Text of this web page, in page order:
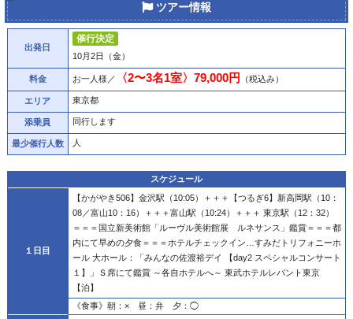
ツアー情報
出発日
催行決定
10月2日（金）
料金 お一人様／ 〈2〜3名1室〉79,000円 （税込み）
エリア 東京都
添乗員 同行します
最少催行人数 人
スケジュール
１日目
【かがやき506】金沢駅（10:05） ＋＋＋
【つるぎ6】新高岡駅（10：
08／富山10：16）
＋＋＋富山駅（10:24） ＋＋＋ 東京駅（12：32）
＝＝＝ 国立新美術館「ルーヴル美術館展 ルネサンス」鑑賞＝＝＝都
内にて早めの夕食＝＝＝ ホテルチェックイン…すみだトリフォニーホ
ール 大ホール：「みんなの佐渡裕デイ 【day2 スペシャルコンサート
１】」Ｓ席にて鑑賞 ～各自ホテルへ～ 東武ホテルレバント東京
【泊】
《食事》朝：× 昼：弁 夕：◯